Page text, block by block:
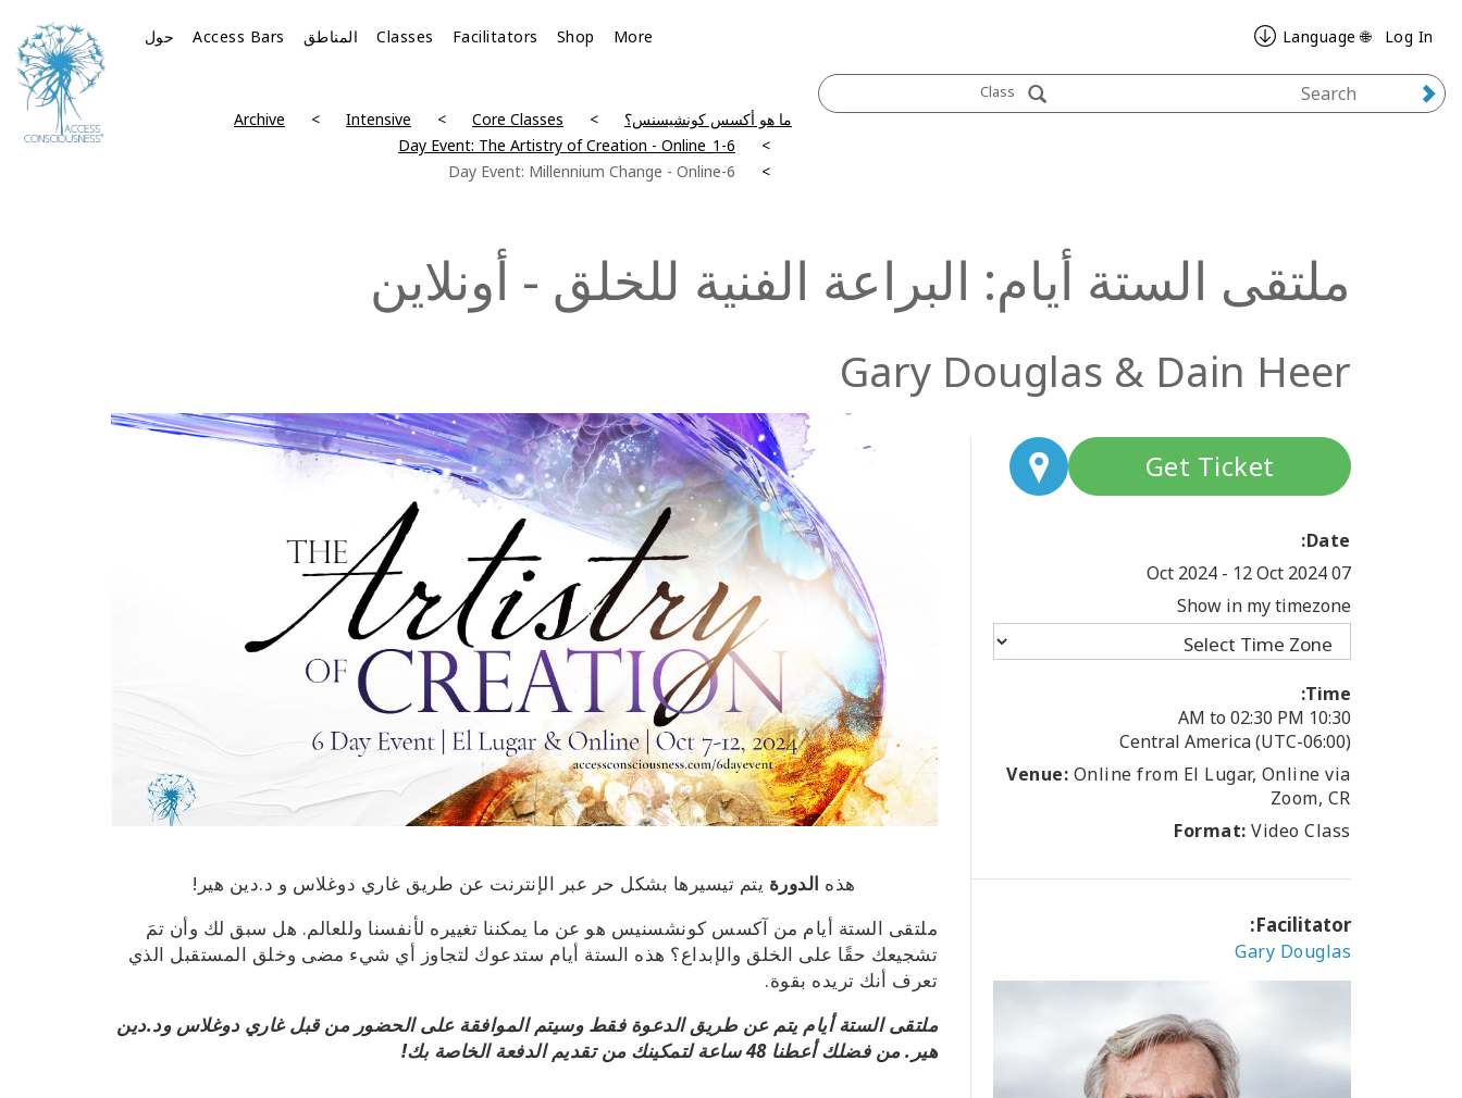
حول Access Bars المناطق Classes Facilitators Shop More Log In
🌐 Language
Class
ما هو أكسس كونشيسنس؟ Core Classes
Intensive
Archive
6-Day Event: The Artistry of Creation - Online_1
6-Day Event: Millennium Change - Online
ملتقى الستة أيام: البراعة الفنية للخلق - أونلاين
Gary Douglas & Dain Heer
هذه الدورة يتم تيسيرها بشكل حر عبر الإنترنت عن طريق غاري دوغلاس و د.دين هير!
ملتقى الستة أيام من آكسس كونشسنيس هو عن ما يمكننا تغييره لأنفسنا وللعالم. هل سبق لك وأن تمَ
تشجيعك حقًا على الخلق والإبداع؟ هذه الستة أيام ستدعوك لتجاوز أي شيء مضى وخلق المستقبل الذي
تعرف أنك تريده بقوة.
ملتقى الستة أيام يتم عن طريق الدعوة فقط وسيتم الموافقة على الحضور من قبل غاري دوغلاس ود.دين
هير. من فضلك أعطنا 48 ساعة لتمكينك من تقديم الدفعة الخاصة بك!
Get Ticket
Date:
07 Oct 2024
- 12 Oct 2024
Show in my timezone
Time:
10:30 AM to 02:30 PM
(UTC-06:00) Central America
Venue: Online from El Lugar, Online via
Zoom, CR
Format: Video Class
Facilitator:
Gary Douglas